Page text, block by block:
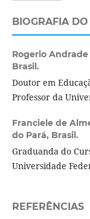
BIOGRAFIA
Rogerio Andrade
Brasil.
Doutor em
Professor da
Franciele de
do Pará, Brasil.
Graduanda do
Universidade
REFERÊNCIAS